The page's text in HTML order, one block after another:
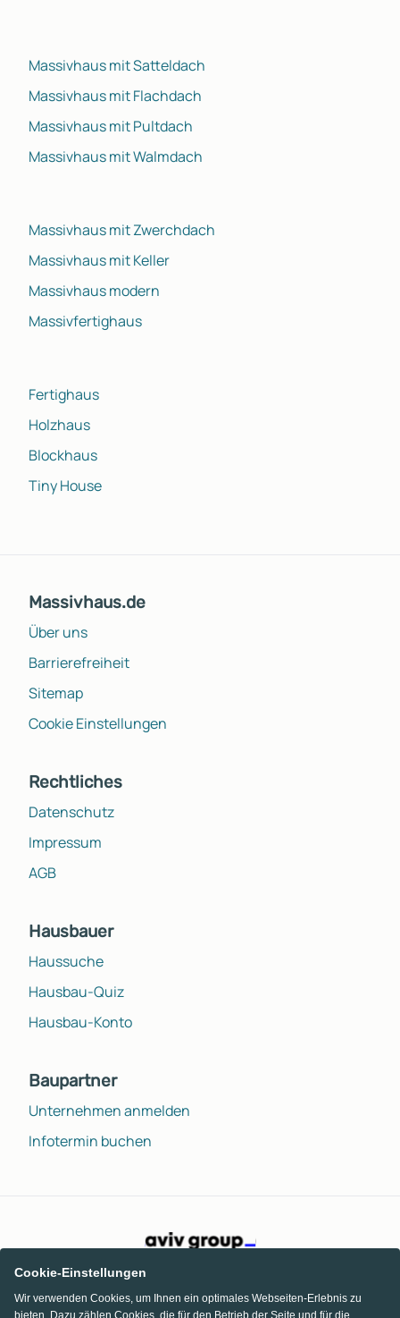
Massivhaus mit Satteldach
Massivhaus mit Flachdach
Massivhaus mit Pultdach
Massivhaus mit Walmdach
Massivhaus mit Zwerchdach
Massivhaus mit Keller
Massivhaus modern
Massivfertighaus
Fertighaus
Holzhaus
Blockhaus
Tiny House
Massivhaus.de
Über uns
Barrierefreiheit
Sitemap
Cookie Einstellungen
Rechtliches
Datenschutz
Impressum
AGB
Hausbauer
Haussuche
Hausbau-Quiz
Hausbau-Konto
Baupartner
Unternehmen anmelden
Infotermin buchen
Cookie-Einstellungen
Wir verwenden Cookies, um Ihnen ein optimales Webseiten-Erlebnis zu
bieten. Dazu zählen Cookies, die für den Betrieb der Seite und für die